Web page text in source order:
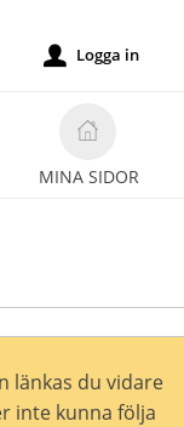
MINA SIDOR
u Logga in
länkas du vidare
inte kunna följa